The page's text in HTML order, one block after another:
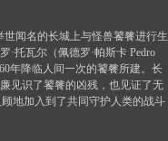
闻名的长城上与怪兽饕餮进行生
·托瓦尔（佩德罗·帕斯卡 Pedro
年降临人间一次的饕餮所建。长
见识了饕餮的凶残，也见证了无
地加入到了共同守护人类的战斗